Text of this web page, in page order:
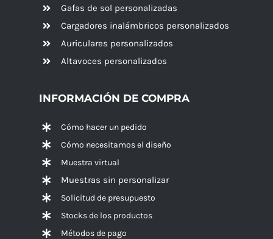
Gafas de sol personalizadas
Cargadores inalámbricos personalizados
Auriculares personalizados
Altavoces personalizados
INFORMACIÓN DE COMPRA
Cómo hacer un pedido
Cómo necesitamos el diseño
Muestra virtual
Muestras sin personalizar
Solicitud de presupuesto
Stocks de los productos
Métodos de pago